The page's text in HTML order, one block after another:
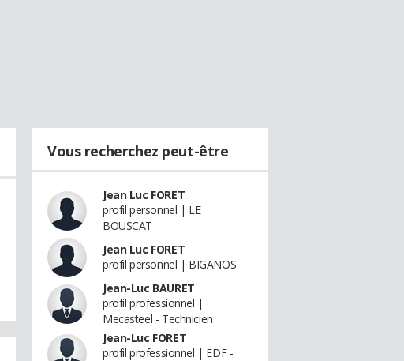
Vous recherchez peut-être
Jean Luc FORET
profil personnel | LE
BOUSCAT
Jean Luc FORET
profil personnel | BIGANOS
Jean-Luc BAURET
profil professionnel |
Mecasteel - Technicien
Jean-Luc FORET
profil professionnel | EDF -